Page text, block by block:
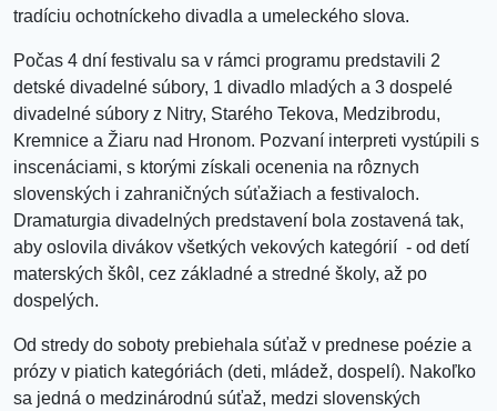
tradíciu ochotníckeho divadla a umeleckého slova.
Počas 4 dní festivalu sa v rámci programu predstavili 2
detské divadelné súbory, 1 divadlo mladých a 3 dospelé
divadelné súbory z Nitry, Starého Tekova, Medzibrodu,
Kremnice a Žiaru nad Hronom. Pozvaní interpreti vystúpili s
inscenáciami, s ktorými získali ocenenia na rôznych
slovenských i zahraničných súťažiach a festivaloch.
Dramaturgia divadelných predstavení bola zostavená tak,
aby oslovila divákov všetkých vekových kategórií - od detí
materských škôl, cez základné a stredné školy, až po
dospelých.
Od stredy do soboty prebiehala súťaž v prednese poézie a
prózy v piatich kategóriách (deti, mládež, dospelí). Nakoľko
sa jedná o medzinárodnú súťaž, medzi slovenských